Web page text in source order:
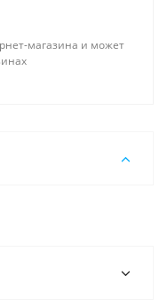
магазина и может